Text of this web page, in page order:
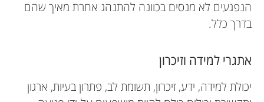
אני סטודנט לתואר ראשון באוניברסיטת טקסס
תארים ראשונים במדעי התזונה ובסיעוד
מאוניברסיטת פיטסבורג. המטרה שלי היא להבין טוב
הנפגעים לא מנסים בכוונה להתנהג אחרת מאיך שהם
בדרך כלל.
אתגרי למידה וזיכרון
יכולת למידה, ידע, זיכרון, תשומת לב, פתרון בעיות, ארגון